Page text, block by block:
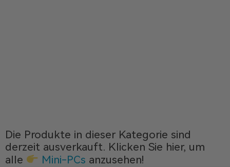
Die Produkte in dieser Kategorie sind
derzeit ausverkauft. Klicken Sie hier, um
alle
Mini-PCs anzusehen!